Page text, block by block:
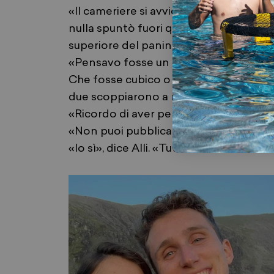
«Il cameriere si avvicinò al nostro
nulla spuntò fuori questo pezzo di
superiore del panino—»
«Pensavo fosse un parallelepipedo.
Che fosse cubico o cilindrico, il
due scoppiarono a ridere. Risero così
«Ricordo di aver pensato: “Se mai
«Non puoi pubblicarlo, perché è
«Io sì», dice Alli. «Tutto il resto era al